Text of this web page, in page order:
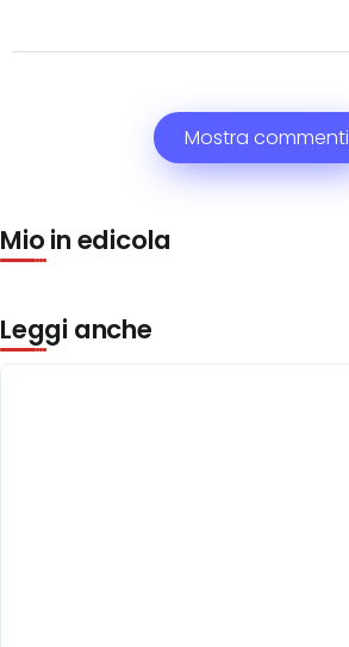
Mostra commenti
Mio in edicola
Leggi anche